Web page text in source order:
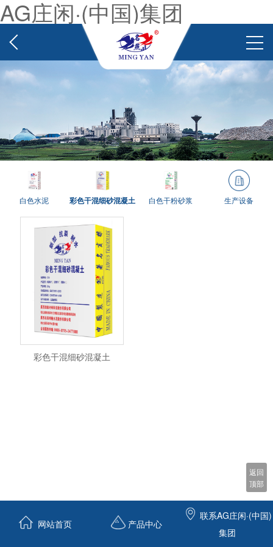
AG庄闲·(中国)集团
白色水泥 彩色干混细砂混凝土 白色干粉砂浆 生产设备
彩色干混细砂混凝土
网站首页 产品中心
联系AG庄闲·(中国)
集团
返回
顶部